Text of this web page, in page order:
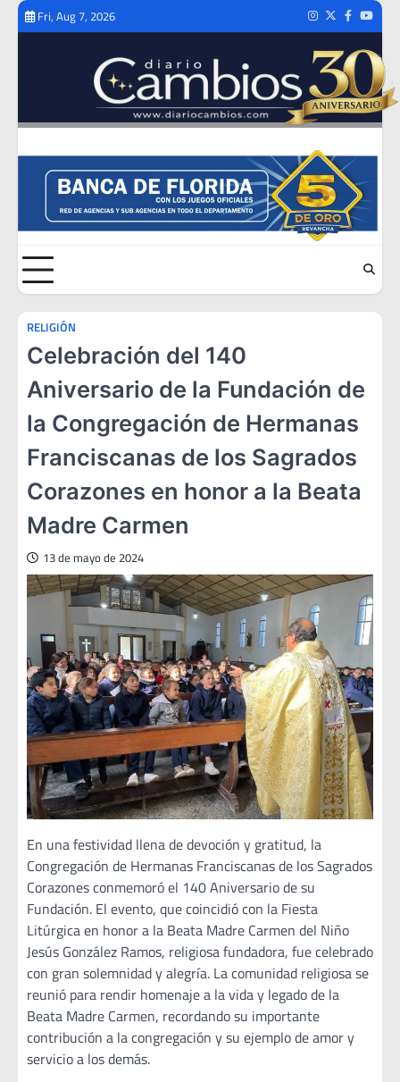
Skip
Fri, Aug 7, 2026 Instagram
TwitterFacebook
RELIGIÓN
Celebración del 140
Aniversario de la Fundación de
la Congregación de Hermanas
Franciscanas de los Sagrados
Corazones en honor a la Beata
Madre Carmen
13 de mayo de 2024
En una festividad llena de devoción y gratitud, la
Congregación de Hermanas Franciscanas de los Sagrados
Corazones conmemoró el 140 Aniversario de su
Fundación. El evento, que coincidió con la Fiesta
Litúrgica en honor a la Beata Madre Carmen del Niño
Jesús González Ramos, religiosa fundadora, fue celebrado
con gran solemnidad y alegría. La comunidad religiosa se
reunió para rendir homenaje a la vida y legado de la
Beata Madre Carmen, recordando su importante
contribución a la congregación y su ejemplo de amor y
servicio a los demás.